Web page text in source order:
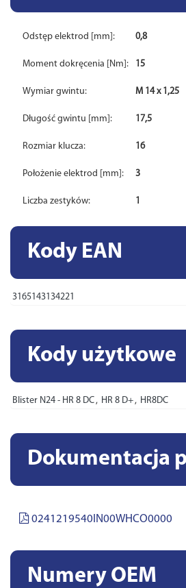
Odstęp elektrod [mm]: 0,8
Moment dokręcenia [Nm]: 15
Wymiar gwintu: M 14 x 1,25
Długość gwintu [mm]: 17,5
Rozmiar klucza: 16
Położenie elektrod [mm]: 3
Liczba zestyków: 1
Kody EAN
3165143134221
Kody użytkowe
Blister N24 - HR 8 DC, HR 8 D+, HR8DC
Dokumentacja
0241219540IN00WHCO0000
Numery OEM